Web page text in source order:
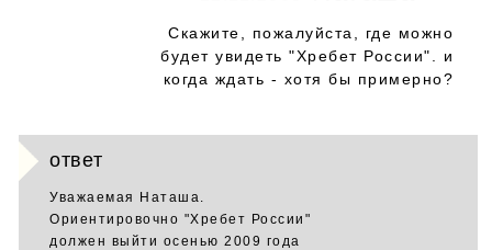
Скажите, пожалуйста, где можно
будет увидеть "Хребет России". и
когда ждать - хотя бы примерно?
ответ
Уважаемая Наташа.
Ориентировочно "Хребет России"
должен выйти осенью 2009 года